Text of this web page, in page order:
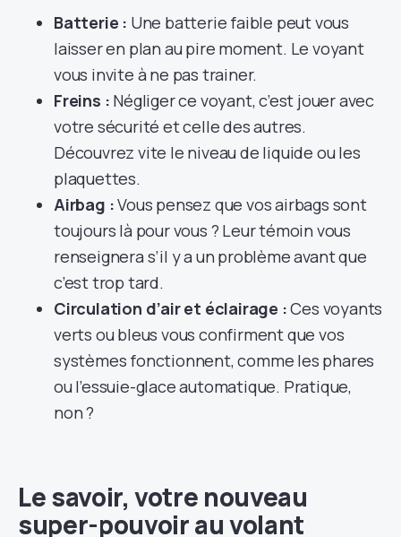
Batterie : Une batterie faible peut vous
laisser en plan au pire moment. Le voyant
vous invite à ne pas trainer.
Freins : Négliger ce voyant, c’est jouer avec
votre sécurité et celle des autres.
Découvrez vite le niveau de liquide ou les
plaquettes.
Airbag :Vous pensez que vos airbags sont
toujours là pour vous ? Leur témoin vous
renseignera s’il y a un problème avant que
c’est trop tard.
Circulation d’air et éclairage :Ces voyants
verts ou bleus vous confirment que vos
systèmes fonctionnent, comme les phares
ou l’essuie-glace automatique. Pratique,
non ?
Le savoir, votre nouveau
super-pouvoir au volant